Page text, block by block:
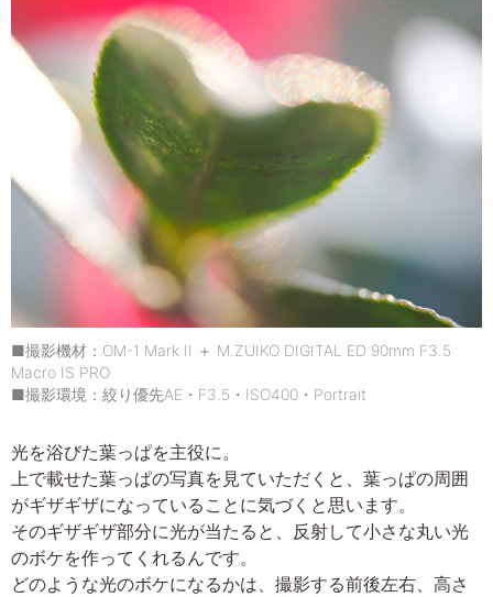
■撮影機材：OM-1 Mark II ＋ M.ZUIKO DIGITAL ED 90mm F3.5
Macro IS PRO
■撮影環境：絞り優先AE・F3.5・ISO400・Portrait
光を浴びた葉っぱを主役に。
上で載せた葉っぱの写真を見ていただくと、葉っぱの周囲
がギザギザになっていることに気づくと思います。
そのギザギザ部分に光が当たると、反射して小さな丸い光
のボケを作ってくれるんです。
どのような光のボケになるかは、撮影する前後左右、高さ